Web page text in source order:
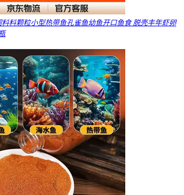
料颗粒小型热带鱼孔雀鱼幼鱼开口鱼食 脱壳丰年虾卵